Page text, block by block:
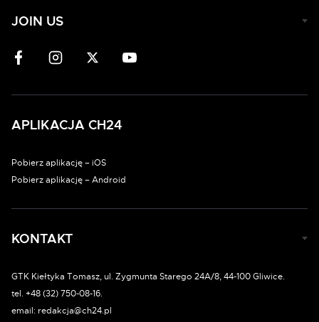
JOIN US
APLIKACJA CH24
Pobierz aplikację – iOS
Pobierz aplikację – Android
KONTAKT
GTK Kiełtyka Tomasz, ul. Zygmunta Starego 24A/8, 44-100 Gliwice.
tel. +48 (32) 750-08-16.
email: redakcja@ch24.pl